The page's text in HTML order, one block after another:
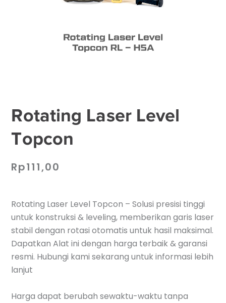
Rotating Laser Level
Topcon
Rp111,00
Rotating Laser Level Topcon – Solusi presisi tinggi
untuk konstruksi & leveling, memberikan garis laser
stabil dengan rotasi otomatis untuk hasil maksimal.
Dapatkan Alat ini dengan harga terbaik & garansi
resmi. Hubungi kami sekarang untuk informasi lebih
lanjut
Harga dapat berubah sewaktu-waktu tanpa